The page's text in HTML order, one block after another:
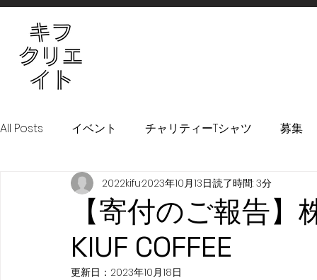
All Posts イベント チャリティーTシャツ 募集
！KIFURU！プロジェクト
【寄付のご報告
KIUF COFFEE
2022kifu2023年10月13日読了時間: 3分
更新日： 2023年10月18日